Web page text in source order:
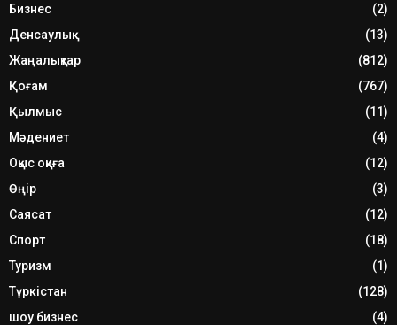
Бизнес
(2)
Денсаулық
(13)
Жаңалықтар
(812)
Қоғам
(767)
Қылмыс
(11)
Мәдениет
(4)
Оқыс оқиға
(12)
Өңір
(3)
Саясат
(12)
Спорт
(18)
Туризм
(1)
Түркістан
(128)
шоу бизнес
(4)